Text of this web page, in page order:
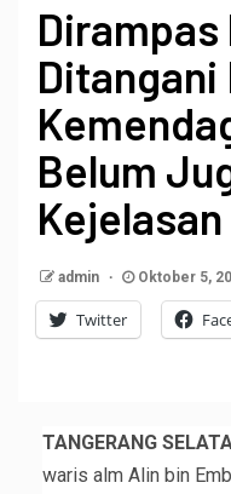
Dirampas
Ditangani
Belum
Kejelasan
admin Oktober 5,
Twitter
TANGERANG
waris alm Alin bin